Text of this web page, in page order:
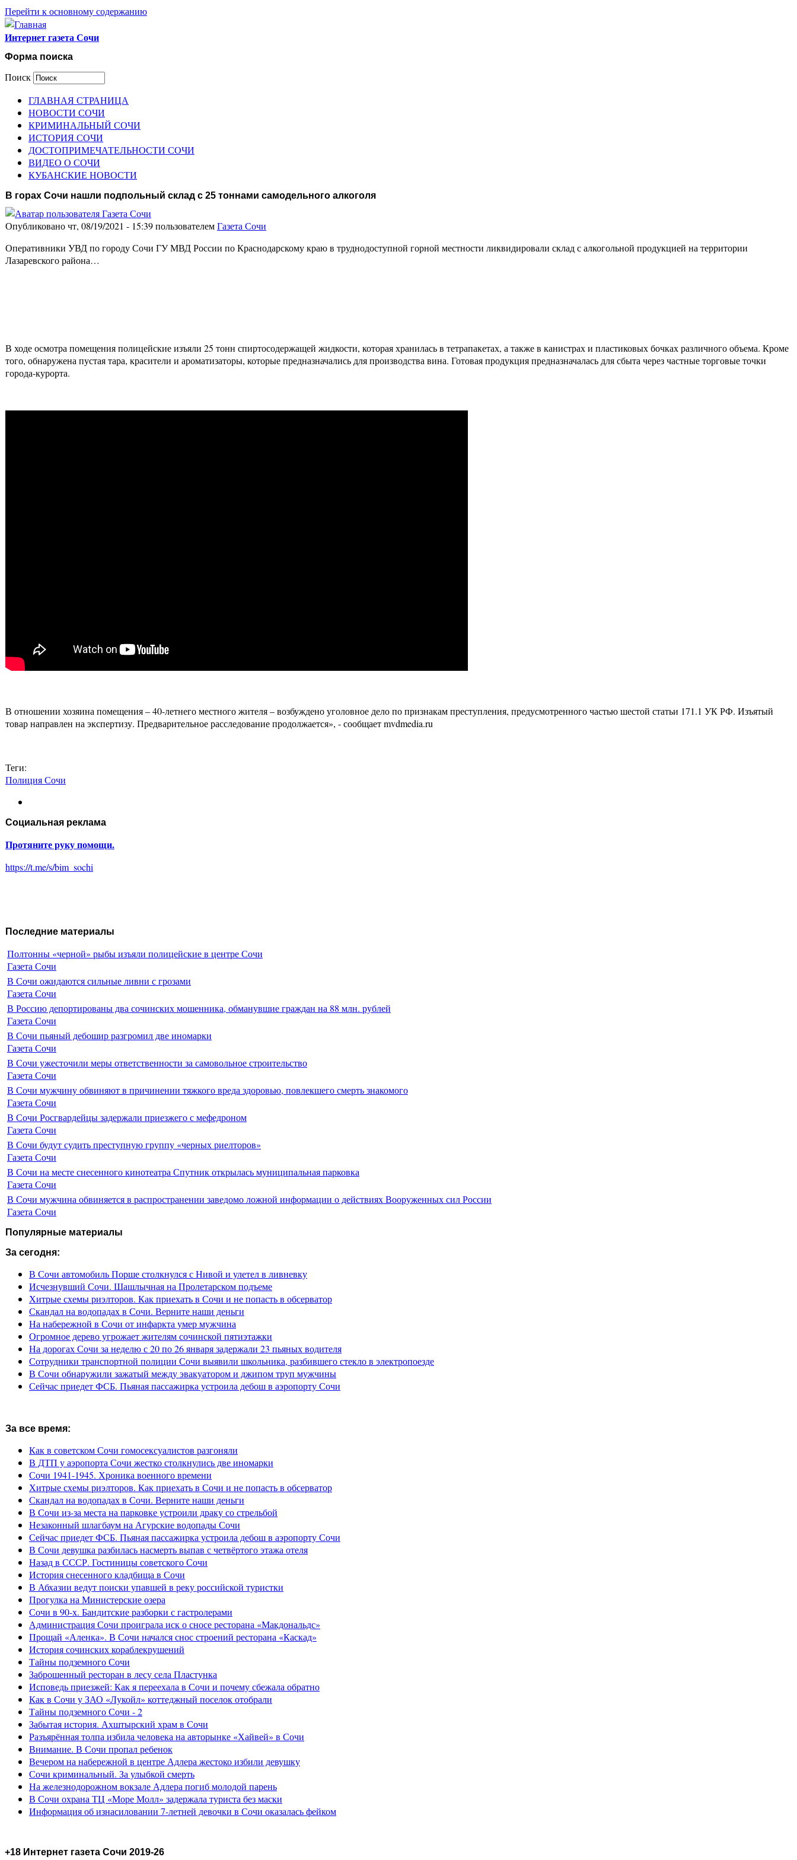
Перейти к основному содержанию
Интернет газета Сочи
Форма поиска
Поиск
ГЛАВНАЯ СТРАНИЦА
НОВОСТИ СОЧИ
КРИМИНАЛЬНЫЙ СОЧИ
ИСТОРИЯ СОЧИ
ДОСТОПРИМЕЧАТЕЛЬНОСТИ СОЧИ
ВИДЕО О СОЧИ
КУБАНСКИЕ НОВОСТИ
В горах Сочи нашли подпольный склад с 25 тоннами самодельного алкоголя
Опубликовано чт, 08/19/2021 - 15:39 пользователемГазета Сочи
Оперативники УВД по городу Сочи ГУ МВД России по Краснодарскому краю в труднодоступной горной местности ликвидировали склад с алкогольной продукцией на территории
Лазаревского района…
В ходе осмотра помещения полицейские изъяли 25 тонн спиртосодержащей жидкости, которая хранилась в тетрапакетах, а также в канистрах и пластиковых бочках различного объема. Кроме
того, обнаружена пустая тара, красители и ароматизаторы, которые предназначались для производства вина. Готовая продукция предназначалась для сбыта через частные торговые точки
города-курорта.
В отношении хозяина помещения – 40-летнего местного жителя – возбуждено уголовное дело по признакам преступления, предусмотренного частью шестой статьи 171.1 УК РФ. Изъятый
товар направлен на экспертизу. Предварительное расследование продолжается», - сообщает mvdmedia.ru
Теги:
Полиция Сочи
Социальная реклама
Протяните руку помощи.
https://t.me/s/bim_sochi
Последние материалы
Полтонны «черной» рыбы изъяли полицейские в центре Сочи
Газета Сочи
В Сочи ожидаются сильные ливни с грозами
Газета Сочи
В Россию депортированы два сочинских мошенника, обманувшие граждан на 88 млн. рублей
Газета Сочи
В Сочи пьяный дебошир разгромил две иномарки
Газета Сочи
В Сочи ужесточили меры ответственности за самовольное строительство
Газета Сочи
В Сочи мужчину обвиняют в причинении тяжкого вреда здоровью, повлекшего смерть знакомого
Газета Сочи
В Сочи Росгвардейцы задержали приезжего с мефедроном
Газета Сочи
В Сочи будут судить преступную группу «черных риелторов»
Газета Сочи
В Сочи на месте снесенного кинотеатра Спутник открылась муниципальная парковка
Газета Сочи
В Сочи мужчина обвиняется в распространении заведомо ложной информации о действиях Вооруженных сил России
Газета Сочи
Популярные материалы
За сегодня:
В Сочи автомобиль Порше столкнулся с Нивой и улетел в ливневку
Исчезнувший Сочи. Шашлычная на Пролетарском подъеме
Хитрые схемы риэлторов. Как приехать в Сочи и не попасть в обсерватор
Скандал на водопадах в Сочи. Верните наши деньги
На набережной в Сочи от инфаркта умер мужчина
Огромное дерево угрожает жителям сочинской пятиэтажки
На дорогах Сочи за неделю с 20 по 26 января задержали 23 пьяных водителя
Сотрудники транспортной полиции Сочи выявили школьника, разбившего стекло в электропоезде
В Сочи обнаружили зажатый между эвакуатором и джипом труп мужчины
Сейчас приедет ФСБ. Пьяная пассажирка устроила дебош в аэропорту Сочи
За все время:
Как в советском Сочи гомосексуалистов разгоняли
В ДТП у аэропорта Сочи жестко столкнулись две иномарки
Сочи 1941-1945. Хроника военного времени
Хитрые схемы риэлторов. Как приехать в Сочи и не попасть в обсерватор
Скандал на водопадах в Сочи. Верните наши деньги
В Сочи из-за места на парковке устроили драку со стрельбой
Незаконный шлагбаум на Агурские водопады Сочи
Сейчас приедет ФСБ. Пьяная пассажирка устроила дебош в аэропорту Сочи
В Сочи девушка разбилась насмерть выпав с четвёртого этажа отеля
Назад в СССР. Гостиницы советского Сочи
История снесенного кладбища в Сочи
В Абхазии ведут поиски упавшей в реку российской туристки
Прогулка на Министерские озера
Сочи в 90-х. Бандитские разборки с гастролерами
Администрация Сочи проиграла иск о сносе ресторана «Макдональдс»
Прощай «Аленка». В Сочи начался снос строений ресторана «Каскад»
История сочинских кораблекрушений
Тайны подземного Сочи
Заброшенный ресторан в лесу села Пластунка
Исповедь приезжей: Как я переехала в Сочи и почему сбежала обратно
Как в Сочи у ЗАО «Лукойл» коттеджный поселок отобрали
Тайны подземного Сочи - 2
Забытая история. Ахштырский храм в Сочи
Разъярённая толпа избила человека на авторынке «Хайвей» в Сочи
Внимание. В Сочи пропал ребенок
Вечером на набережной в центре Адлера жестоко избили девушку
Сочи криминальный. За улыбкой смерть
На железнодорожном вокзале Адлера погиб молодой парень
В Сочи охрана ТЦ «Море Молл» задержала туриста без маски
Информация об изнасиловании 7-летней девочки в Сочи оказалась фейком
+18 Интернет газета Сочи 2019-26